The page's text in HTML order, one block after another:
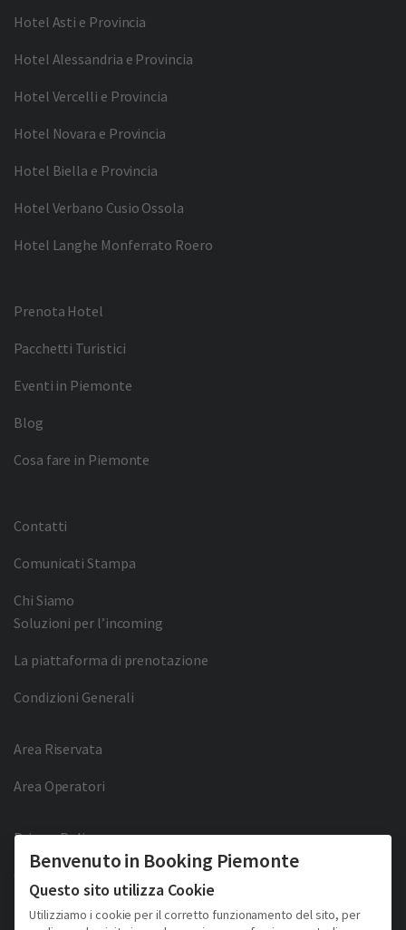
Hotel Asti e Provincia
Hotel Alessandria e Provincia
Hotel Vercelli e Provincia
Hotel Novara e Provincia
Hotel Biella e Provincia
Hotel Verbano Cusio Ossola
Hotel Langhe Monferrato Roero
Prenota Hotel
Pacchetti Turistici
Eventi in Piemonte
Blog
Cosa fare in Piemonte
Contatti
Comunicati Stampa
Chi Siamo
Soluzioni per l’incoming
La piattaforma di prenotazione
Condizioni Generali
Area Riservata
Area Operatori
Privacy Policy
Facebook Twitter YouTube Pinterest
Benvenuto in Booking Piemonte
Questo sito utilizza Cookie
Utilizziamo i cookie per il corretto funzionamento del sito, per